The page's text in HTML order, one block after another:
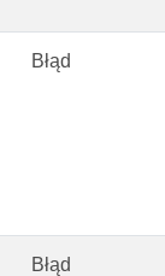
Błąd
Błąd